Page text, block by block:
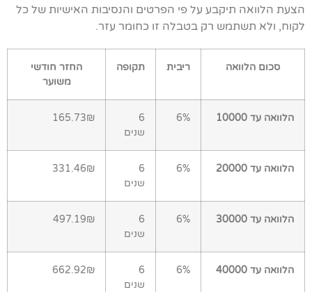
הצעת הלוואה תיקבע על פי הפרטים והנסיבות האישיות של כל
לקוח, ולא תשתמש רק בטבלה זו כחומר עזר.
סכום הלוואה ריבית תקופה
החזר חודשי
משוער
הלוואה עד 10000 6%
6
שנים
165.73₪
הלוואה עד 20000 6%
6
שנים
331.46₪
הלוואה עד 30000 6%
6
שנים
497.19₪
הלוואה עד 40000 6%
6
שנים
662.92₪